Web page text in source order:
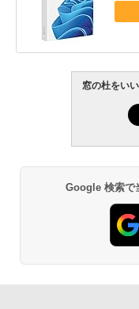
窓の杜をい
Google 検索で